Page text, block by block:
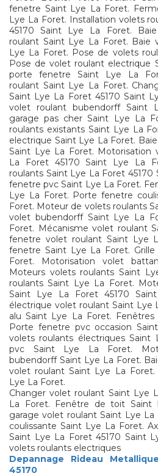
fenetre Saint Lye La Foret.
Lye La Foret. Installation volets
45170 Saint Lye La Foret.
roulant Saint Lye La Foret. Baie
Lye La Foret. Pose de volets
Pose de volet roulant electrique
porte fenetre Saint Lye La
roulant Saint Lye La Foret.
Saint Lye La Foret 45170 Saint
volet roulant bubendorff Saint
garage pas cher Saint Lye La
roulants existants Saint Lye La
electrique Saint Lye La Foret.
Saint Lye La Foret. Motorisation
La Foret 45170 Saint Lye La
roulants Saint Lye La Foret
fenetre pvc Saint Lye La Foret.
Lye La Foret. Porte fenetre
Foret. Moteur de volets roulants
volet bubendorff Saint Lye La
Foret. Mécanisme volet roulant
fenetre volet roulant Saint Lye
fenetre Saint Lye La Foret.
Foret. Motorisation volet
Moteurs volets roulants Saint
roulants Saint Lye La Foret.
Saint Lye La Foret 45170
électrique volet roulant Saint Lye
alu Saint Lye La Foret.
Porte fenetre pvc occasion
volets roulants électriques
pvc Saint Lye La Foret.
bubendorff Saint Lye La Foret.
volet roulant Saint Lye La
Lye La Foret.
Changer volet roulant Saint Lye
La Foret. Fenêtre de toit Saint
garage volet roulant Saint Lye
coulissante Saint Lye La Foret.
Saint Lye La Foret 45170 Saint
volets roulants electriques
Depannage Rideau
45170